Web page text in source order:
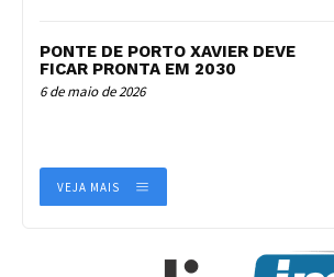
PONTE DE PORTO XAVIER DEVE
FICAR PRONTA EM 2030
6 de maio de 2026
VEJA MAIS